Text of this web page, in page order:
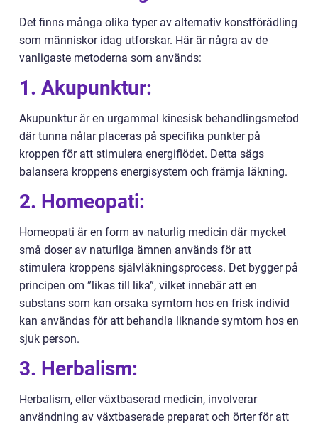
Det finns många olika typer av alternativ konstförädling
som människor idag utforskar. Här är några av de
vanligaste metoderna som används:
1. Akupunktur:
Akupunktur är en urgammal kinesisk behandlingsmetod
där tunna nålar placeras på specifika punkter på
kroppen för att stimulera energiflödet. Detta sägs
balansera kroppens energisystem och främja läkning.
2. Homeopati:
Homeopati är en form av naturlig medicin där mycket
små doser av naturliga ämnen används för att
stimulera kroppens självläkningsprocess. Det bygger på
principen om ”likas till lika”, vilket innebär att en
substans som kan orsaka symtom hos en frisk individ
kan användas för att behandla liknande symtom hos en
sjuk person.
3. Herbalism:
Herbalism, eller växtbaserad medicin, involverar
användning av växtbaserade preparat och örter för att